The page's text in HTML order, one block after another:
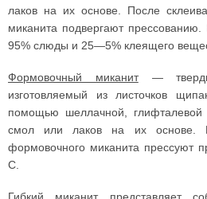
лаков на их основе. После
миканита подвергают
95% слюды и 25—5% клеящего
Формовочный миканит—
изготовляемый из листочков
помощью шеллачной, глифталевой
смол или лаков на их основе.
формовочного миканита прессуют
С.